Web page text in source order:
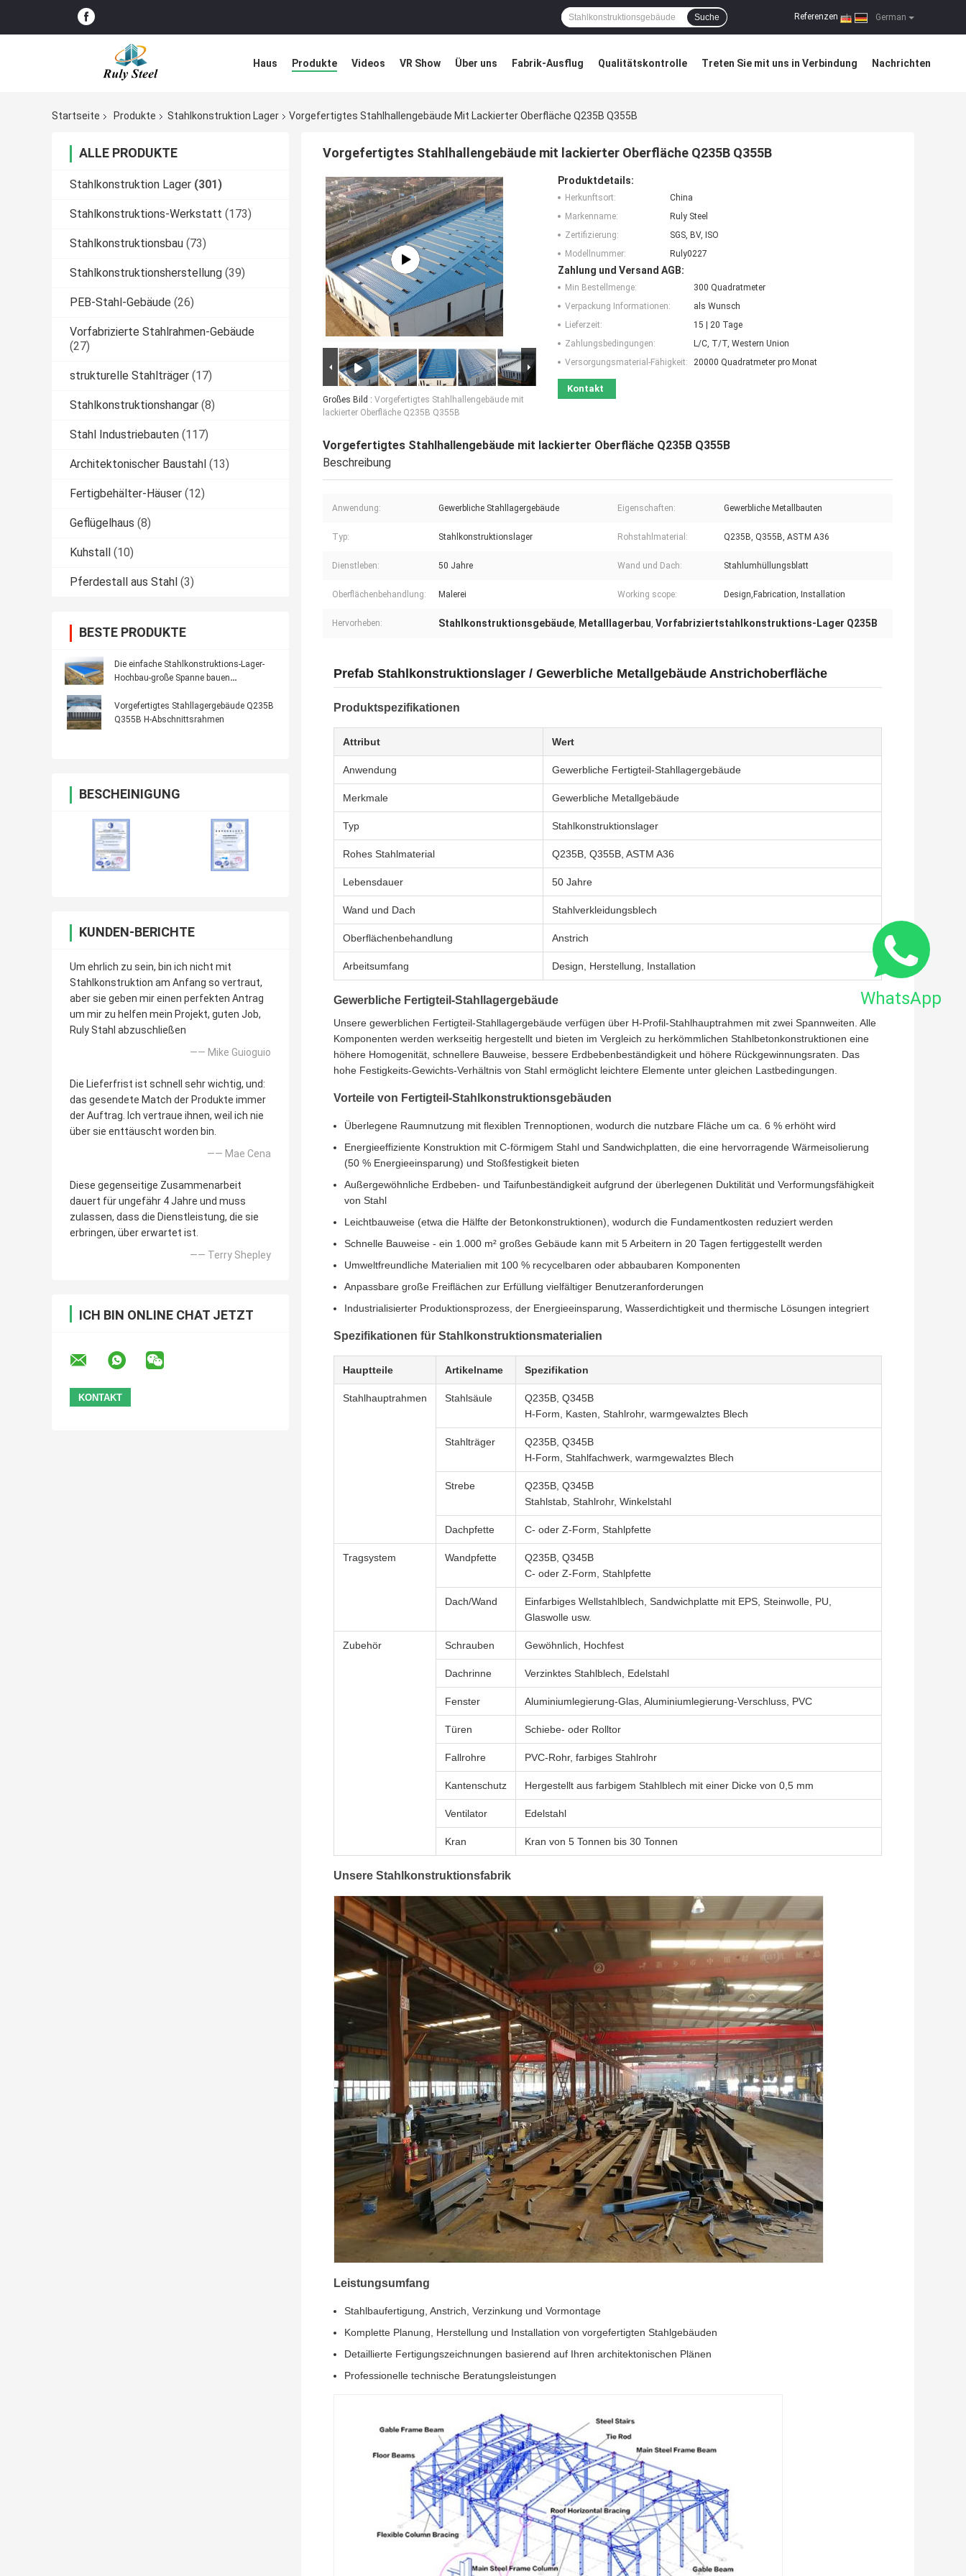
German
Referenzen |
Suche
Haus Produkte Videos VR Show Über uns Fabrik-Ausflug Qualitätskontrolle Treten Sie mit uns in Verbindung Nachrichten
Startseite
Produkte Stahlkonstruktion Lager Vorgefertigtes Stahlhallengebäude Mit Lackierter Oberfläche Q235B Q355B
ALLE PRODUKTE
Stahlkonstruktion Lager (301)
Stahlkonstruktions-Werkstatt (173)
Stahlkonstruktionsbau (73)
Stahlkonstruktionsherstellung (39)
PEB-Stahl-Gebäude (26)
Vorfabrizierte Stahlrahmen-Gebäude
(27)
strukturelle Stahlträger (17)
Stahlkonstruktionshangar (8)
Stahl Industriebauten (117)
Architektonischer Baustahl (13)
Fertigbehälter-Häuser (12)
Geflügelhaus (8)
Kuhstall (10)
Pferdestall aus Stahl (3)
BESTE PRODUKTE
Die einfache Stahlkonstruktions-Lager-
Hochbau-große Spanne bauen
Vorgefertigtes Stahllagergebäude Q235B
Q355B H-Abschnittsrahmen
BESCHEINIGUNG
KUNDEN-BERICHTE
Um ehrlich zu sein, bin ich nicht mit
Stahlkonstruktion am Anfang so vertraut,
aber sie geben mir einen perfekten Antrag
um mir zu helfen mein Projekt, guten Job,
Ruly Stahl abzuschließen
—— Mike Guioguio
Die Lieferfrist ist schnell sehr wichtig, und:
das gesendete Match der Produkte immer
der Auftrag. Ich vertraue ihnen, weil ich nie
über sie enttäuscht worden bin.
—— Mae Cena
Diese gegenseitige Zusammenarbeit
dauert für ungefähr 4 Jahre und muss
zulassen, dass die Dienstleistung, die sie
erbringen, über erwartet ist.
—— Terry Shepley
ICH BIN ONLINE CHAT JETZT
Vorgefertigtes Stahlhallengebäude mit lackierter Oberfläche Q235B Q355B
Großes Bild : Vorgefertigtes Stahlhallengebäude mit
lackierter Oberfläche Q235B Q355B
Produktdetails:
Herkunftsort:
China
Markenname:
Ruly Steel
Zertifizierung:
SGS, BV, ISO
Modellnummer:
Ruly0227
Zahlung und Versand AGB:
Min Bestellmenge:
300 Quadratmeter
Verpackung Informationen:
als Wunsch
Lieferzeit:
15 | 20 Tage
Zahlungsbedingungen:
L/C, T/T, Western Union
Versorgungsmaterial-Fähigkeit:
20000 Quadratmeter pro Monat
Kontakt
Vorgefertigtes Stahlhallengebäude mit lackierter Oberfläche Q235B Q355B
Beschreibung
Anwendung: Gewerbliche Stahllagergebäude Eigenschaften: Gewerbliche Metallbauten
Typ: Stahlkonstruktionslager Rohstahlmaterial: Q235B, Q355B, ASTM A36
Dienstleben: 50 Jahre Wand und Dach: Stahlumhüllungsblatt
Oberflächenbehandlung: Malerei Working scope: Design,Fabrication, Installation
Hervorheben: Stahlkonstruktionsgebäude, Metalllagerbau, Vorfabriziertstahlkonstruktions-Lager Q235B
Prefab Stahlkonstruktionslager / Gewerbliche Metallgebäude Anstrichoberfläche
Produktspezifikationen
Attribut Wert
Anwendung Gewerbliche Fertigteil-Stahllagergebäude
Merkmale Gewerbliche Metallgebäude
Typ Stahlkonstruktionslager
Rohes Stahlmaterial Q235B, Q355B, ASTM A36
Lebensdauer 50 Jahre
Wand und Dach Stahlverkleidungsblech
Oberflächenbehandlung Anstrich
Arbeitsumfang Design, Herstellung, Installation
Gewerbliche Fertigteil-Stahllagergebäude
Unsere gewerblichen Fertigteil-Stahllagergebäude verfügen über H-Profil-Stahlhauptrahmen mit zwei Spannweiten. Alle
Komponenten werden werkseitig hergestellt und bieten im Vergleich zu herkömmlichen Stahlbetonkonstruktionen eine
höhere Homogenität, schnellere Bauweise, bessere Erdbebenbeständigkeit und höhere Rückgewinnungsraten. Das
hohe Festigkeits-Gewichts-Verhältnis von Stahl ermöglicht leichtere Elemente unter gleichen Lastbedingungen.
Vorteile von Fertigteil-Stahlkonstruktionsgebäuden
Überlegene Raumnutzung mit flexiblen Trennoptionen, wodurch die nutzbare Fläche um ca. 6 % erhöht wird
Energieeffiziente Konstruktion mit C-förmigem Stahl und Sandwichplatten, die eine hervorragende Wärmeisolierung
(50 % Energieeinsparung) und Stoßfestigkeit bieten
Außergewöhnliche Erdbeben- und Taifunbeständigkeit aufgrund der überlegenen Duktilität und Verformungsfähigkeit
von Stahl
Leichtbauweise (etwa die Hälfte der Betonkonstruktionen), wodurch die Fundamentkosten reduziert werden
Schnelle Bauweise - ein 1.000 m² großes Gebäude kann mit 5 Arbeitern in 20 Tagen fertiggestellt werden
Umweltfreundliche Materialien mit 100 % recycelbaren oder abbaubaren Komponenten
Anpassbare große Freiflächen zur Erfüllung vielfältiger Benutzeranforderungen
Industrialisierter Produktionsprozess, der Energieeinsparung, Wasserdichtigkeit und thermische Lösungen integriert
Spezifikationen für Stahlkonstruktionsmaterialien
Hauptteile Artikelname Spezifikation
Stahlhauptrahmen Stahlsäule
Q235B, Q345B
H-Form, Kasten, Stahlrohr, warmgewalztes Blech
Stahlträger
Q235B, Q345B
H-Form, Stahlfachwerk, warmgewalztes Blech
Strebe
Q235B, Q345B
Stahlstab, Stahlrohr, Winkelstahl
Dachpfette C- oder Z-Form, Stahlpfette
Tragsystem Wandpfette
Q235B, Q345B
C- oder Z-Form, Stahlpfette
Dach/Wand
Einfarbiges Wellstahlblech, Sandwichplatte mit EPS, Steinwolle, PU,
Glaswolle usw.
Zubehör Schrauben Gewöhnlich, Hochfest
Dachrinne Verzinktes Stahlblech, Edelstahl
Fenster Aluminiumlegierung-Glas, Aluminiumlegierung-Verschluss, PVC
Türen Schiebe- oder Rolltor
Fallrohre PVC-Rohr, farbiges Stahlrohr
Kantenschutz Hergestellt aus farbigem Stahlblech mit einer Dicke von 0,5 mm
Ventilator Edelstahl
Kran Kran von 5 Tonnen bis 30 Tonnen
Unsere Stahlkonstruktionsfabrik
Leistungsumfang
Stahlbaufertigung, Anstrich, Verzinkung und Vormontage
Komplette Planung, Herstellung und Installation von vorgefertigten Stahlgebäuden
Detaillierte Fertigungszeichnungen basierend auf Ihren architektonischen Plänen
Professionelle technische Beratungsleistungen
WhatsApp